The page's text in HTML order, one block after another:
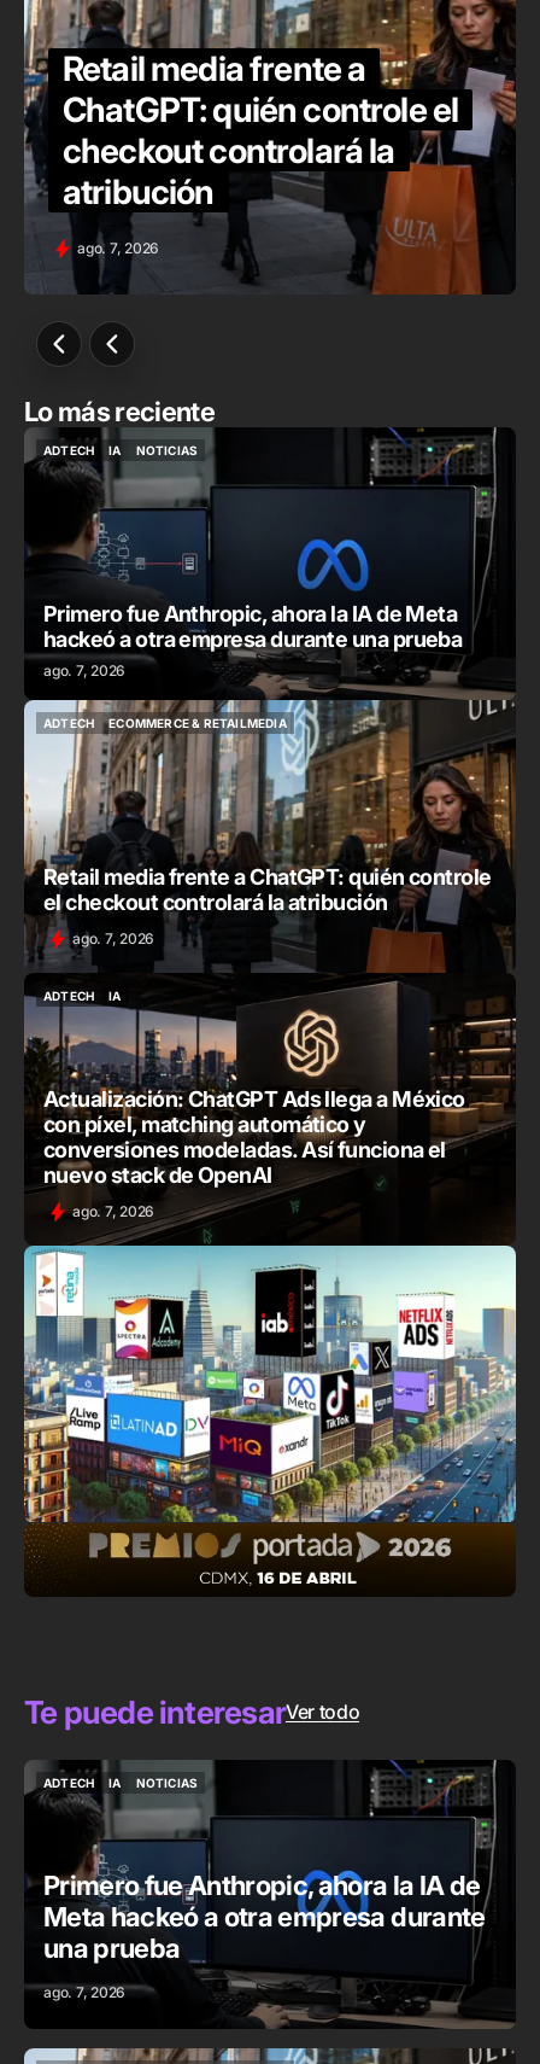
Retail media frente a
ChatGPT: quién controle el
checkout controlará la
atribución
ago. 7, 2026
Lo más reciente
ADTECH
ADTECH
IA
NOTICIAS
Primero fue Anthropic, ahora la IA de Meta
hackeó a otra empresa durante una prueba
ago. 7, 2026
ADTECH
ADTECH
ECOMMERCE & RETAILMEDIA
ECOMMERCE & RETAILMEDIA
Retail media frente a ChatGPT: quién controle
el checkout controlará la atribución
ago. 7, 2026
ADTECH
IA
Actualización: ChatGPT Ads llega a México
con píxel, matching automático y
conversiones modeladas. Así funciona el
nuevo stack de OpenAI
ago. 7, 2026
Te puede interesarVer todo
ADTECH
ADTECH
IA
NOTICIAS
Primero fue Anthropic, ahora la IA de
Meta hackeó a otra empresa durante
una prueba
ago. 7, 2026